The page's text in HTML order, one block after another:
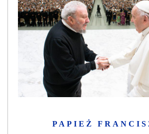
PAPIEŻ